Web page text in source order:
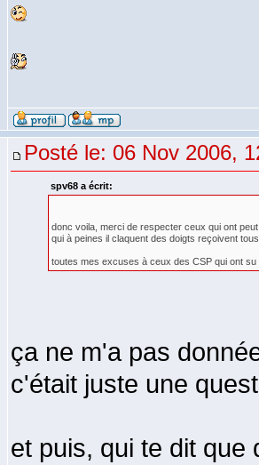
Posté le: 06 Nov 2006,
spv68 a écrit:
donc voila, merci de respecter ceux qui ont
qui à peines il claquent des doigts reçoivent
toutes mes excuses à ceux des CSP qui ont su
ça ne m'a pas
c'était juste une
et puis, qui te dit que